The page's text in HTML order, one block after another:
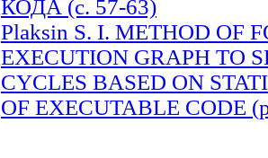
КОДА (с. 57-63)
Plaksin S. I. METHOD OF
EXECUTION GRAPH TO
CYCLES BASED ON
OF EXECUTABLE CODE